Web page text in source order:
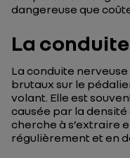
dangereuse que
La
La conduite
brutaux sur le
volant. Elle est
causée par la
cherche à s’extraire
régulièrement et en